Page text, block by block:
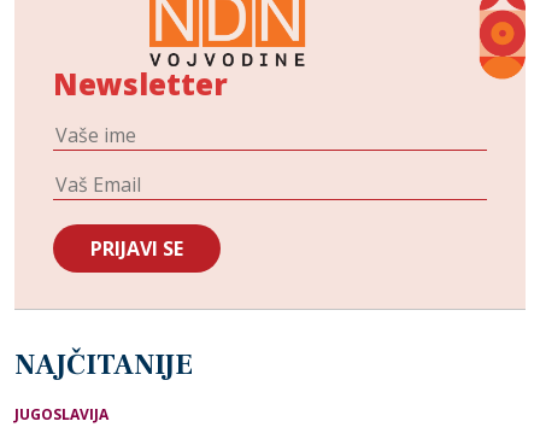
Newsletter
NAJČITANIJE
JUGOSLAVIJA